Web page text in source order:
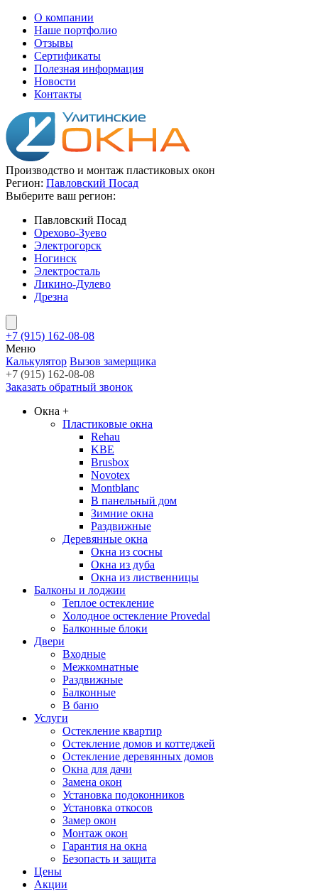
О компании
Наше портфолио
Отзывы
Сертификаты
Полезная информация
Новости
Контакты
Производство и монтаж пластиковых окон
Регион: Павловский Посад
Выберите ваш регион:
Павловский Посад
Орехово-Зуево
Электрогорск
Ногинск
Электросталь
Ликино-Дулево
Дрезна
+7 (915) 162-08-08
Меню
Калькулятор Вызов замерщика
+7 (915) 162-08-08
Заказать обратный звонок
Окна +
Пластиковые окна
Rehau
KBE
Brusbox
Novotex
Montblanc
В панельный дом
Зимние окна
Раздвижные
Деревянные окна
Окна из сосны
Окна из дуба
Окна из лиственницы
Балконы и лоджии
Теплое остекление
Холодное остекление Provedal
Балконные блоки
Двери
Входные
Межкомнатные
Раздвижные
Балконные
В баню
Услуги
Остекление квартир
Остекление домов и коттеджей
Остекление деревянных домов
Окна для дачи
Замена окон
Установка подоконников
Установка откосов
Замер окон
Монтаж окон
Гарантия на окна
Безопасть и защита
Цены
Акции